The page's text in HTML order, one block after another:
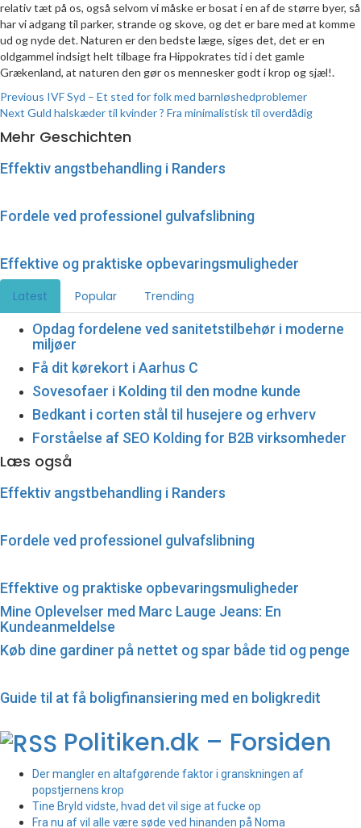
relativ tæt på os, også selvom vi måske er bosat i en af de større byer, så
har vi adgang til parker, strande og skove, og det er bare med at komme
ud og nyde det. Naturen er den bedste læge, siges det, det er en
oldgammel indsigt helt tilbage fra Hippokrates tid i det gamle
Grækenland, at naturen den gør os mennesker godt i krop og sjæl!.
Continue
Reading
Previous IVF Syd – Et sted for folk med barnløshedproblemer
Next Guld halskæder til kvinder ? Fra minimalistisk til overdådig
Mehr Geschichten
Effektiv angstbehandling i Randers
Fordele ved professionel gulvafslibning
Effektive og praktiske opbevaringsmuligheder
Latest Popular Trending
Opdag fordelene ved sanitetstilbehør i moderne
miljøer
Få dit kørekort i Aarhus C
Sovesofaer i Kolding til den modne kunde
Bedkant i corten stål til husejere og erhverv
Forståelse af SEO Kolding for B2B virksomheder
Læs også
Effektiv angstbehandling i Randers
Fordele ved professionel gulvafslibning
Effektive og praktiske opbevaringsmuligheder
Mine Oplevelser med Marc Lauge Jeans: En
Kundeanmeldelse
Køb dine gardiner på nettet og spar både tid og penge
Guide til at få boligfinansiering med en boligkredit
Politiken.dk – Forsiden
Der mangler en altafgørende faktor i granskningen af
popstjernens krop
Tine Bryld vidste, hvad det vil sige at fucke op
Fra nu af vil alle være søde ved hinanden på Noma